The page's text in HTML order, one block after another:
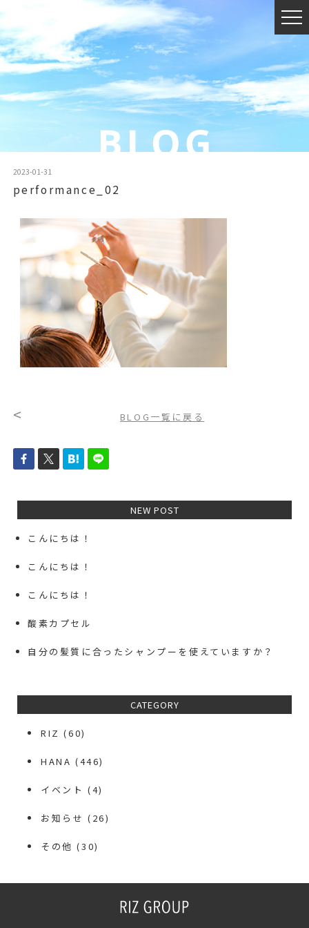
2023-01-31
performance_02
< BLOG一覧に戻る
NEW POST
こんにちは！
こんにちは！
こんにちは！
酸素カプセル
自分の髪質に合ったシャンプーを使えていますか？
CATEGORY
RIZ (60)
HANA (446)
イベント (4)
お知らせ (26)
その他 (30)